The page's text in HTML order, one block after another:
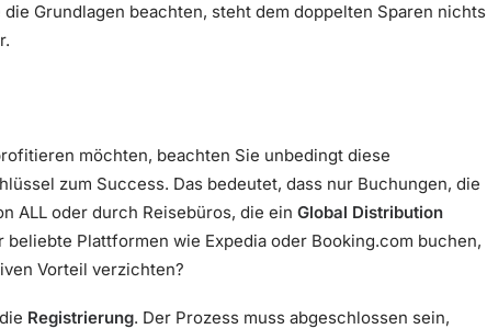
Grundlagen beachten, steht dem doppelten Sparen nichts
möchten, beachten Sie unbedingt diese
zum Success. Das bedeutet, dass nur Buchungen, die
ALL oder durch Reisebüros, die ein Global Distribution
Plattformen wie Expedia oder Booking.com buchen,
Vorteil verzichten?
Registrierung. Der Prozess muss abgeschlossen sein,